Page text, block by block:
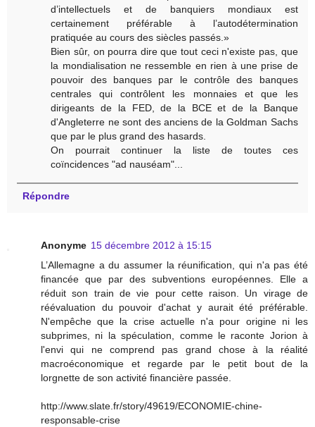
d’intellectuels et de banquiers mondiaux est
certainement préférable à l’autodétermination
pratiquée au cours des siècles passés.»
Bien sûr, on pourra dire que tout ceci n'existe pas, que
la mondialisation ne ressemble en rien à une prise de
pouvoir des banques par le contrôle des banques
centrales qui contrôlent les monnaies et que les
dirigeants de la FED, de la BCE et de la Banque
d'Angleterre ne sont des anciens de la Goldman Sachs
que par le plus grand des hasards.
On pourrait continuer la liste de toutes ces
coïncidences "ad nauséam"...
Répondre
Anonyme 15 décembre 2012 à 15:15
L’Allemagne a du assumer la réunification, qui n'a pas été
financée que par des subventions européennes. Elle a
réduit son train de vie pour cette raison. Un virage de
réévaluation du pouvoir d'achat y aurait été préférable.
N'empêche que la crise actuelle n'a pour origine ni les
subprimes, ni la spéculation, comme le raconte Jorion à
l'envi qui ne comprend pas grand chose à la réalité
macroéconomique et regarde par le petit bout de la
lorgnette de son activité financière passée.
http://www.slate.fr/story/49619/ECONOMIE-chine-
responsable-crise